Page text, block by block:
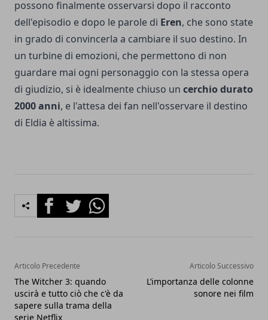
possono finalmente osservarsi dopo il racconto
dell'episodio e dopo le parole di Eren, che sono state
in grado di convincerla a cambiare il suo destino. In
un turbine di emozioni, che permettono di non
guardare mai ogni personaggio con la stessa opera
di giudizio, si è idealmente chiuso un cerchio durato
2000 anni, e l'attesa dei fan nell'osservare il destino
di Eldia è altissima.
FacebookTwitterWhatsapp
Articolo Precedente
The Witcher 3: quando
uscirà e tutto ciò che c'è da
sapere sulla trama della
serie Netflix
Articolo Successivo
L’importanza delle colonne
sonore nei film